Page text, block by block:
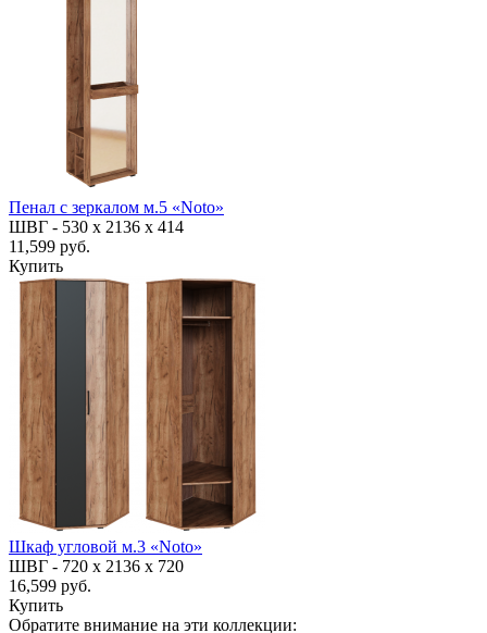
Пенал с зеркалом м.5 «Noto»
ШВГ - 530 х 2136 х 414
11,599 руб.
Купить
Шкаф угловой м.3 «Noto»
ШВГ - 720 х 2136 х 720
16,599 руб.
Купить
Обратите внимание на эти коллекции: